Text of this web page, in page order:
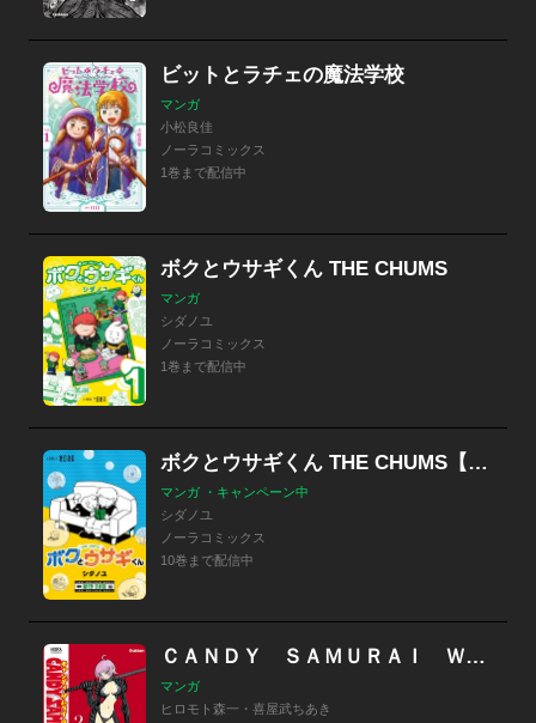
ビットとラチェの魔法学校
マンガ
小松良佳
ノーラコミックス
1巻まで配信中
ボクとウサギくん THE CHUMS
マンガ
シダノユ
ノーラコミックス
1巻まで配信中
ボクとウサギくん THE CHUMS【連載版】
マンガ ・キャンペーン中
シダノユ
ノーラコミックス
10巻まで配信中
ＣＡＮＤＹ ＳＡＭＵＲＡＩ ＷＡＲＳ！
マンガ
ヒロモト森一・喜屋武ちあき